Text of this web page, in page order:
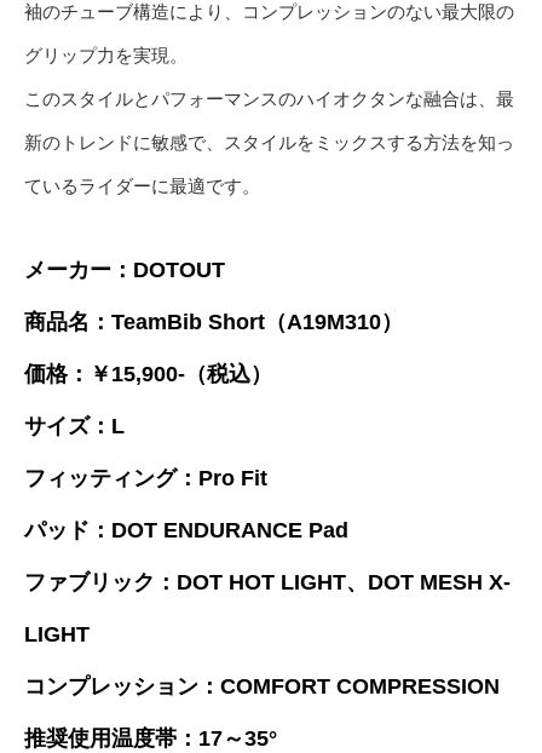
袖のチューブ構造により、コンプレッションのない最大限の
グリップ力を実現。
このスタイルとパフォーマンスのハイオクタンな融合は、最
新のトレンドに敏感で、スタイルをミックスする方法を知っ
ているライダーに最適です。
メーカー：DOTOUT
商品名：TeamBib Short（A19M310）
価格：￥15,900-（税込）
サイズ：L
フィッティング：Pro Fit
パッド：DOT ENDURANCE Pad
ファブリック：DOT HOT LIGHT、DOT MESH X-
LIGHT
コンプレッション：COMFORT COMPRESSION
推奨使用温度帯：17～35°